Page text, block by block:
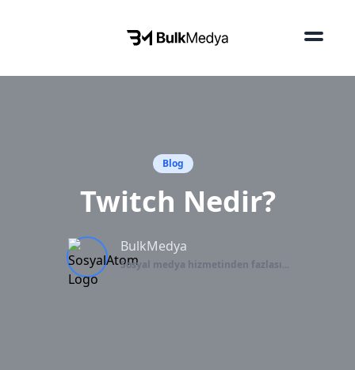
Blog
Twitch Nedir?
BulkMedya
Sosyal medya hizmetinden fazlası...